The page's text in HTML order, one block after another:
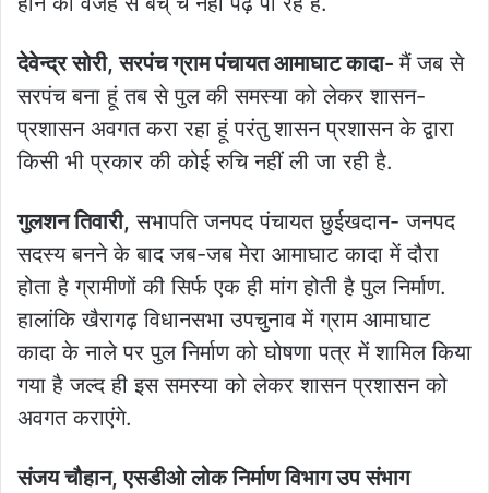
देवेन्द्र सोरी, सरपंच ग्राम पंचायत आमाघाट कादा-मैं जब से
सरपंच बना हूं तब से पुल की समस्या को लेकर शासन-
प्रशासन अवगत करा रहा हूं परंतु शासन प्रशासन के द्वारा
किसी भी प्रकार की कोई रुचि नहीं ली जा रही है.
गुलशन तिवारी, सभापति जनपद पंचायत छुईखदान- जनपद
सदस्य बनने के बाद जब-जब मेरा आमाघाट कादा में दौरा
होता है ग्रामीणों की सिर्फ एक ही मांग होती है पुल निर्माण.
हालांकि खैरागढ़ विधानसभा उपचुनाव में ग्राम आमाघाट
कादा के नाले पर पुल निर्माण को घोषणा पत्र में शामिल किया
गया है जल्द ही इस समस्या को लेकर शासन प्रशासन को
अवगत कराएंगे.
संजय चौहान, एसडीओ लोक निर्माण विभाग उप संभाग